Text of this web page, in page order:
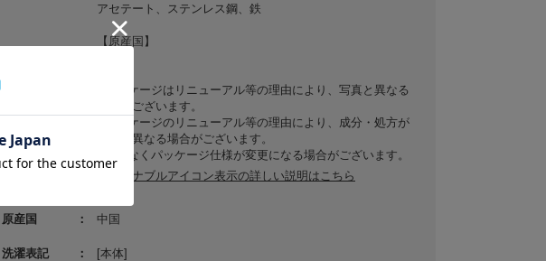
アセテート、ステンレス鋼、鉄
【原産国】
●パッケージはリニューアル等の理由により、写真と異なる
場合がございます。
●パッケージのリニューアル等の理由により、成分・処方が
記載と異なる場合がございます。
●予告なくパッケージ仕様が変更になる場合がございます。
サステナブルアイコン表示の詳しい説明はこちら
原産国 中国
洗濯表記
[本体]